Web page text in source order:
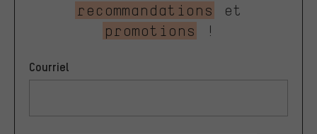
recommandations
et
promotions
!
Courriel